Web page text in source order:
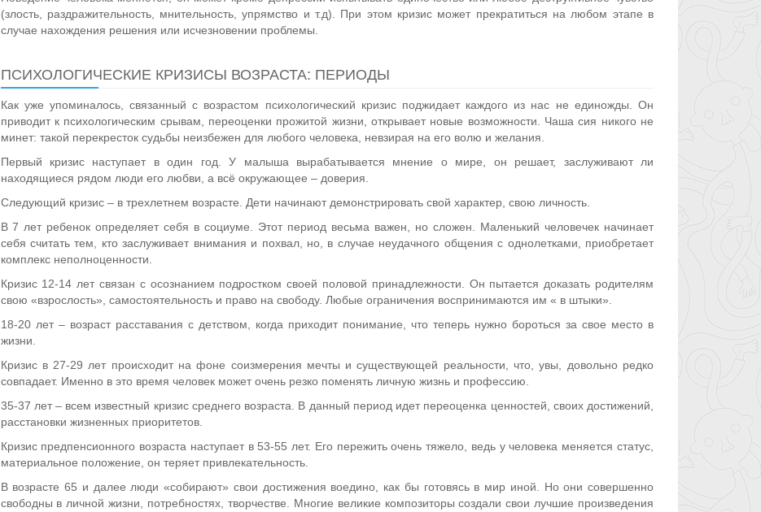
(злость, раздражительность, мнительность, упрямство и т.д). При этом кризис может прекратиться на любом этапе в
случае нахождения решения или исчезновении проблемы.
ПСИХОЛОГИЧЕСКИЕ КРИЗИСЫ ВОЗРАСТА: ПЕРИОДЫ
Как уже упоминалось, связанный с возрастом психологический кризис поджидает каждого из нас не единожды. Он
приводит к психологическим срывам, переоценки прожитой жизни, открывает новые возможности. Чаша сия никого не
минет: такой перекресток судьбы неизбежен для любого человека, невзирая на его волю и желания.
Первый кризис наступает в один год. У малыша вырабатывается мнение о мире, он решает, заслуживают ли
находящиеся рядом люди его любви, а всё окружающее – доверия.
Следующий кризис – в трехлетнем возрасте. Дети начинают демонстрировать свой характер, свою личность.
В 7 лет ребенок определяет себя в социуме. Этот период весьма важен, но сложен. Маленький человечек начинает
себя считать тем, кто заслуживает внимания и похвал, но, в случае неудачного общения с однолетками, приобретает
комплекс неполноценности.
Кризис 12-14 лет связан с осознанием подростком своей половой принадлежности. Он пытается доказать родителям
свою «взрослость», самостоятельность и право на свободу. Любые ограничения воспринимаются им « в штыки».
18-20 лет – возраст расставания с детством, когда приходит понимание, что теперь нужно бороться за свое место в
жизни.
Кризис в 27-29 лет происходит на фоне соизмерения мечты и существующей реальности, что, увы, довольно редко
совпадает. Именно в это время человек может очень резко поменять личную жизнь и профессию.
35-37 лет – всем известный кризис среднего возраста. В данный период идет переоценка ценностей, своих достижений,
расстановки жизненных приоритетов.
Кризис предпенсионного возраста наступает в 53-55 лет. Его пережить очень тяжело, ведь у человека меняется статус,
материальное положение, он теряет привлекательность.
В возрасте 65 и далее люди «собирают» свои достижения воедино, как бы готовясь в мир иной. Но они совершенно
свободны в личной жизни, потребностях, творчестве. Многие великие композиторы создали свои лучшие произведения